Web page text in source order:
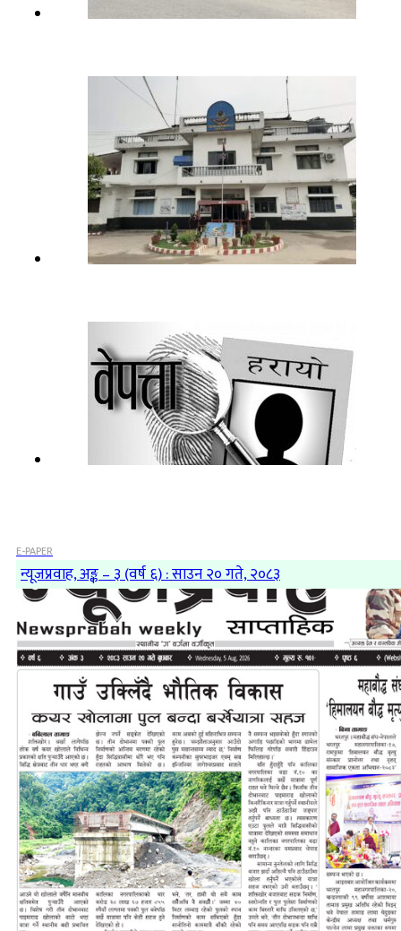
E-PAPER
न्यूजप्रवाह, अङ्क – ३ (वर्ष ६) : साउन २० गते, २०८३